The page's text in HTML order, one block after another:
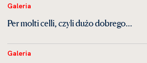
Galeria
Per molti celli, czyli dużo dobrego…
Galeria